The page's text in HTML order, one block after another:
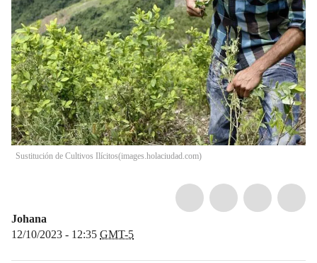
Sustitución de Cultivos Ilícitos(images.holaciudad.com)
Johana
12/10/2023 - 12:35 GMT-5